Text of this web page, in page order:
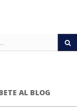
AL BLOG